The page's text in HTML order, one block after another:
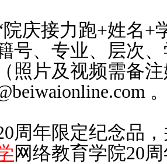
院庆接力跑+姓名+
号、专业、层次
照片及视频需备
周年限定纪念品
网络教育学院20